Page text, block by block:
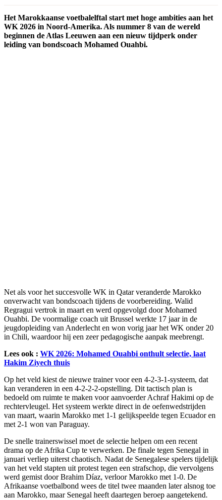
Het Marokkaanse voetbalelftal start met hoge ambities aan het
WK 2026 in Noord-Amerika. Als nummer 8 van de wereld
beginnen de Atlas Leeuwen aan een nieuw tijdperk onder
leiding van bondscoach Mohamed Ouahbi.
Net als voor het succesvolle WK in Qatar veranderde Marokko
onverwacht van bondscoach tijdens de voorbereiding. Walid
Regragui vertrok in maart en werd opgevolgd door Mohamed
Ouahbi. De voormalige coach uit Brussel werkte 17 jaar in de
jeugdopleiding van Anderlecht en won vorig jaar het WK onder 20
in Chili, waardoor hij een zeer pedagogische aanpak meebrengt.
Lees ook : WK 2026: Mohamed Ouahbi onthult selectie, laat
Hakim Ziyech thuis
Op het veld kiest de nieuwe trainer voor een 4-2-3-1-systeem, dat
kan veranderen in een 4-2-2-2-opstelling. Dit tactisch plan is
bedoeld om ruimte te maken voor aanvoerder Achraf Hakimi op de
rechtervleugel. Het systeem werkte direct in de oefenwedstrijden
van maart, waarin Marokko met 1-1 gelijkspeelde tegen Ecuador en
met 2-1 won van Paraguay.
De snelle trainerswissel moet de selectie helpen om een recent
drama op de Afrika Cup te verwerken. De finale tegen Senegal in
januari verliep uiterst chaotisch. Nadat de Senegalese spelers tijdelijk
van het veld stapten uit protest tegen een strafschop, die vervolgens
werd gemist door Brahim Díaz, verloor Marokko met 1-0. De
Afrikaanse voetbalbond wees de titel twee maanden later alsnog toe
aan Marokko, maar Senegal heeft daartegen beroep aangetekend.